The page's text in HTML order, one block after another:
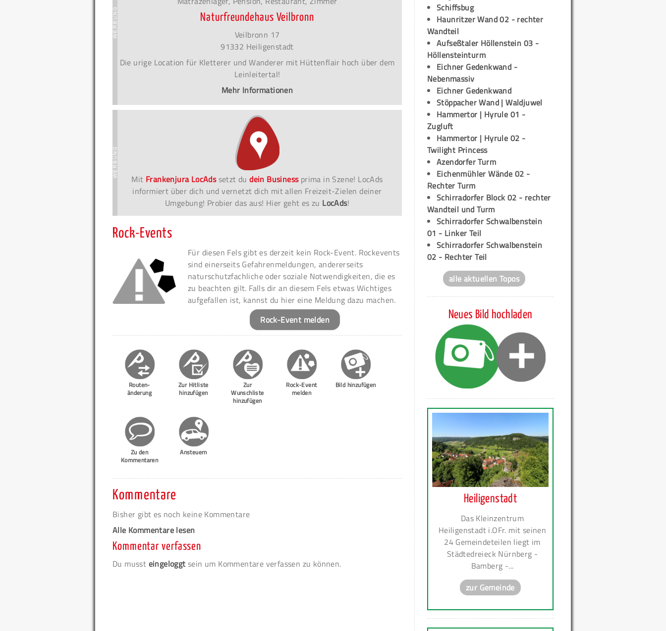
Naturfreundehaus Veilbronn
Veilbronn 17
91332 Heiligenstadt
Die urige Location für Kletterer und Wanderer mit Hüttenflair hoch über dem
Leinleitertal!
Mehr Informationen
Mit Frankenjura LocAdssetzt dudein Businessprima in Szene! LocAds
informiert über dich und vernetzt dich mit allen Freizeit-Zielen deiner
Umgebung! Probier das aus! Hier geht es zu LocAds!
Rock-Events
Für diesen Fels gibt es derzeit kein Rock-Event. Rockevents
sind einerseits Gefahrenmeldungen, andererseits
naturschutzfachliche oder soziale Notwendigkeiten, die es
zu beachten gilt. Falls dir an diesem Fels etwas Wichtiges
aufgefallen ist, kannst du hier eine Meldung dazu machen.
Rock-Event melden
Routen-
änderung
Zur Hitliste
hinzufügen
Zur
Wunschliste
hinzufügen
Rock-Event
melden
Bild hinzufügen
Zu den
Kommentaren
Ansteuern
Kommentare
Bisher gibt es noch keine Kommentare
Alle Kommentare lesen
Kommentar verfassen
Du musst eingeloggt sein um Kommentare verfassen zu können.
Schiffsbug
Haunritzer Wand 02 - rechter
Wandteil
Aufseßtaler Höllenstein 03 -
Höllensteinturm
Eichner Gedenkwand -
Nebenmassiv
Eichner Gedenkwand
Stöppacher Wand | Waldjuwel
Hammertor | Hyrule 01 -
Zugluft
Hammertor | Hyrule 02 -
Twilight Princess
Azendorfer Turm
Eichenmühler Wände 02 -
Rechter Turm
Schirradorfer Block 02 - rechter
Wandteil und Turm
Schirradorfer Schwalbenstein
01 - Linker Teil
Schirradorfer Schwalbenstein
02 - Rechter Teil
alle aktuellen Topos
Neues Bild hochladen
Heiligenstadt
Das Kleinzentrum
Heiligenstadt i.OFr. mit seinen
24 Gemeindeteilen liegt im
Städtedreieck Nürnberg -
Bamberg -...
zur Gemeinde